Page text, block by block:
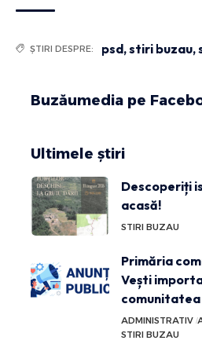
ȘTIRI DESPRE: psd,stiri buzau,
Buzăumedia pe
Ultimele știri
Descoperiți
acasă!
STIRI BUZAU
Primăria
Vești
ADMINISTRATIV
STIRI BUZAU